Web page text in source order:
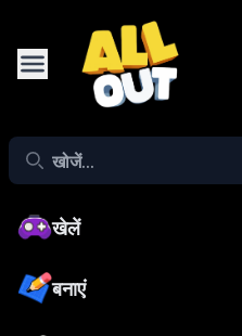
खेलें
बनाएं